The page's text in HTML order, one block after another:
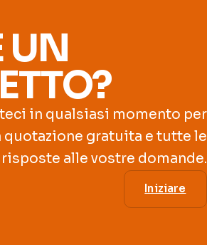
UN
in qualsiasi momento per
quotazione gratuita e tutte le
risposte alle vostre domande.
Iniziare